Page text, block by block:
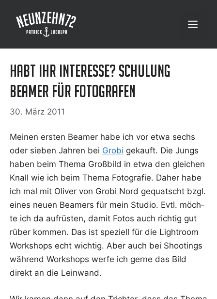
Inhalt
springen
Menü
Habt Ihr Interesse? Schulung
Beamer für Fotografen
30. März 2011
Mei­nen ers­ten Bea­mer habe ich vor etwa sechs
oder sie­ben Jah­ren bei Gro­bi gekauft. Die Jungs
haben beim The­ma Groß­bild in etwa den glei­chen
Knall wie ich beim The­ma Foto­gra­fie. Daher habe
ich mal mit Oli­ver von Gro­bi Nord gequatscht bzgl.
eines neu­en Bea­mers für mein Stu­dio. Evtl. möch­
te ich da auf­rüs­ten, damit Fotos auch rich­tig gut
rüber kom­men. Das ist spe­zi­ell für die Ligh­t­room
Work­shops echt wich­tig. Aber auch bei Shoo­tings
wäh­rend Work­shops wer­fe ich ger­ne das Bild
direkt an die Leinwand.